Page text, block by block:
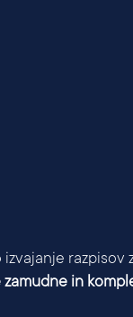
razpisov
zamudne in